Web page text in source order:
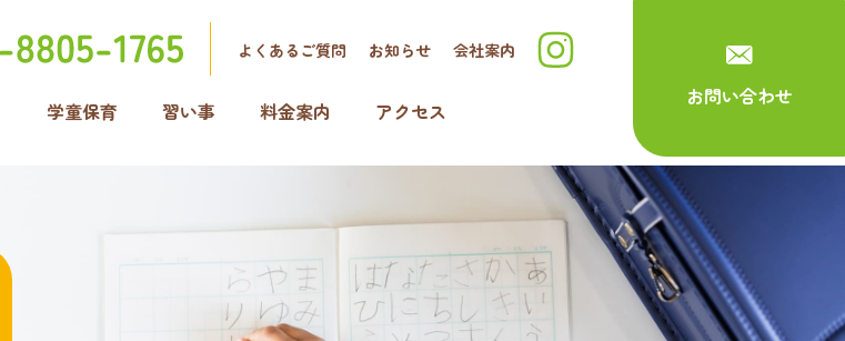
よくあるご質問 お知らせ 会社案内
学童保育 習い事 料金案内 アクセス
お問い合わせ